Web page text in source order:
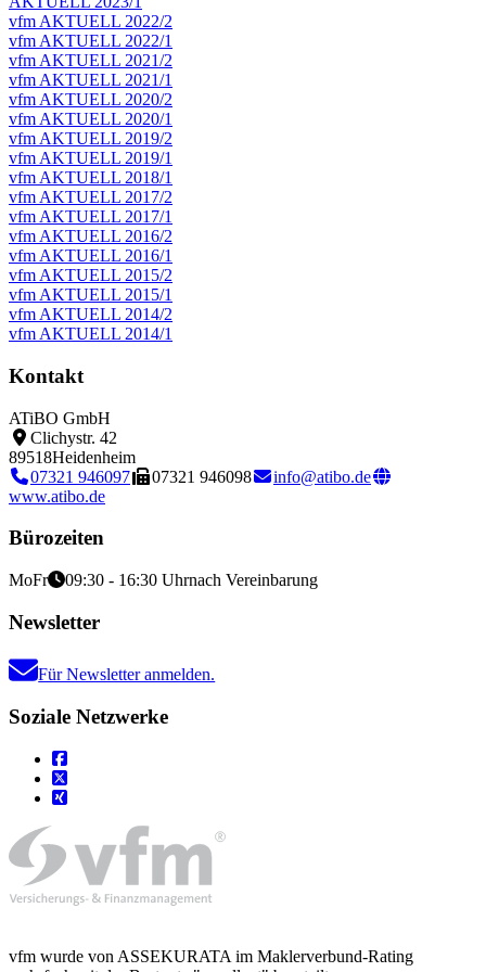
vfm AKTUELL 2022/2
vfm AKTUELL 2022/1
vfm AKTUELL 2021/2
vfm AKTUELL 2021/1
vfm AKTUELL 2020/2
vfm AKTUELL 2020/1
vfm AKTUELL 2019/2
vfm AKTUELL 2019/1
vfm AKTUELL 2018/1
vfm AKTUELL 2017/2
vfm AKTUELL 2017/1
vfm AKTUELL 2016/2
vfm AKTUELL 2016/1
vfm AKTUELL 2015/2
vfm AKTUELL 2015/1
vfm AKTUELL 2014/2
vfm AKTUELL 2014/1
Kontakt
ATiBO GmbH
Clichystr. 42
89518Heidenheim
07321 946097
07321 946098
info@atibo.de
www.atibo.de
Bürozeiten
MoFr 09:30 - 16:30 Uhrnach Vereinbarung
Newsletter
Für Newsletter anmelden.
Soziale Netzwerke
vfm wurde von ASSEKURATA im Maklerverbund-Rating